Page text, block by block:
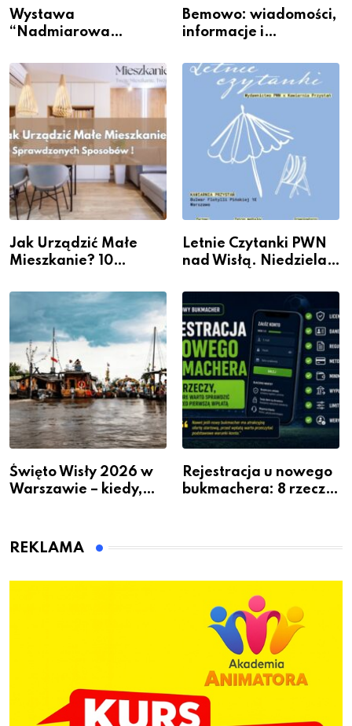
Wystawa
“Nadmiarowa
Galerii XX1
Bemowo: wiadomości,
informacje i
Jak Urządzić Małe
Mieszkanie? 10
Przestrzeni Bez
Kosztownego Remontu
Letnie Czytanki PWN
nad Wisłą. Niedziela z
dla siebie
Święto Wisły 2026 w
Warszawie – kiedy,
Rejestracja u nowego
bukmachera: 8 rzeczy,
REKLAMA